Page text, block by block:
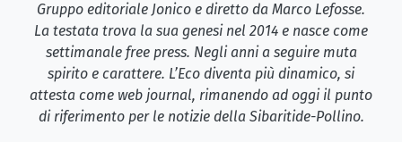
Gruppo editoriale Jonico e diretto da Marco Lefosse.
La testata trova la sua genesi nel 2014 e nasce come
settimanale free press. Negli anni a seguire muta
spirito e carattere. L’Eco diventa più dinamico, si
attesta come web journal, rimanendo ad oggi il punto
di riferimento per le notizie della Sibaritide-Pollino.